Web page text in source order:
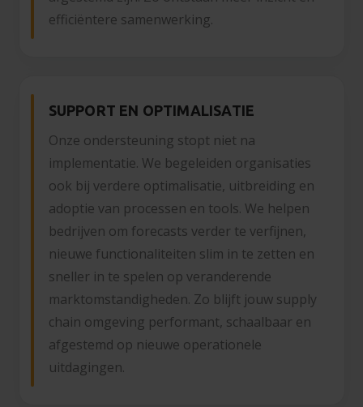
efficiëntere samenwerking.
SUPPORT EN OPTIMALISATIE
Onze ondersteuning stopt niet na
implementatie. We begeleiden organisaties
ook bij verdere optimalisatie, uitbreiding en
adoptie van processen en tools. We helpen
bedrijven om forecasts verder te verfijnen,
nieuwe functionaliteiten slim in te zetten en
sneller in te spelen op veranderende
marktomstandigheden. Zo blijft jouw supply
chain omgeving performant, schaalbaar en
afgestemd op nieuwe operationele
uitdagingen.